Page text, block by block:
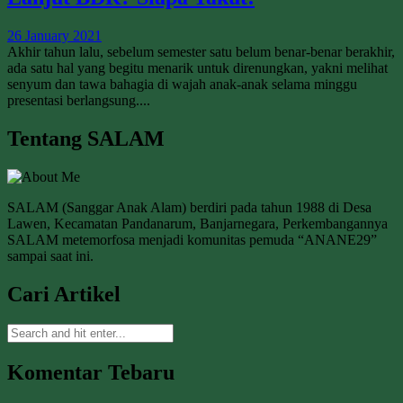
26 January 2021
Akhir tahun lalu, sebelum semester satu belum benar-benar berakhir,
ada satu hal yang begitu menarik untuk direnungkan, yakni melihat
senyum dan tawa bahagia di wajah anak-anak selama minggu
presentasi berlangsung....
Tentang SALAM
SALAM (Sanggar Anak Alam) berdiri pada tahun 1988 di Desa
Lawen, Kecamatan Pandanarum, Banjarnegara, Perkembangannya
SALAM metemorfosa menjadi komunitas pemuda “ANANE29”
sampai saat ini.
Cari Artikel
Komentar Tebaru